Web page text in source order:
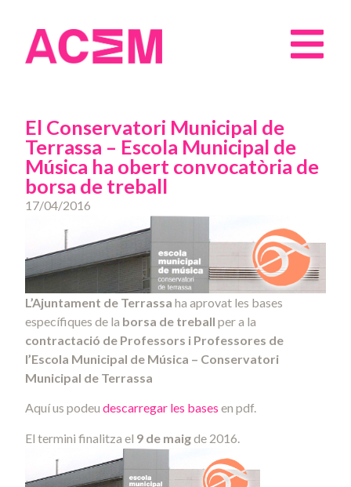
El Conservatori Municipal de
Terrassa – Escola Municipal de
Música ha obert convocatòria de
borsa de treball
17/04/2016
L’Ajuntament de Terrassa ha aprovat les bases
específiques de la borsa de treball per a la
contractació de Professors i Professores de
l’Escola Municipal de Música – Conservatori
Municipal de Terrassa
Aquí us podeu descarregar les bases en pdf.
El termini finalitza el 9 de maigde 2016.